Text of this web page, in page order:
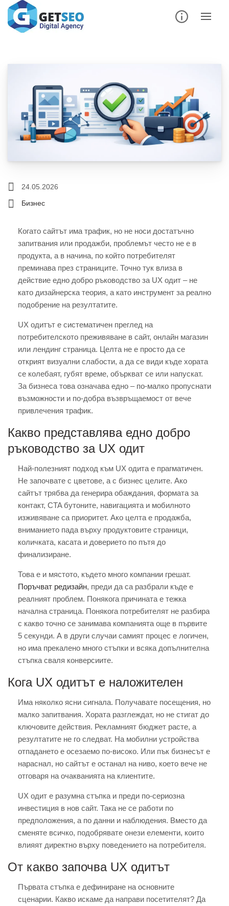
24.05.2026
Бизнес
Когато сайтът има трафик, но не носи достатъчно
запитвания или продажби, проблемът често не е в
продукта, а в начина, по който потребителят
преминава през страниците. Точно тук влиза в
действие едно добро ръководство за UX одит – не
като дизайнерска теория, а като инструмент за реално
подобрение на резултатите.
UX одитът е систематичен преглед на
потребителското преживяване в сайт, онлайн магазин
или лендинг страница. Целта не е просто да се
открият визуални слабости, а да се види къде хората
се колебаят, губят време, объркват се или напускат.
За бизнеса това означава едно – по-малко пропуснати
възможности и по-добра възвръщаемост от вече
привлечения трафик.
Какво представлява едно добро
ръководство за UX одит
Най-полезният подход към UX одита е прагматичен.
Не започвате с цветове, а с бизнес целите. Ако
сайтът трябва да генерира обаждания, формата за
контакт, CTA бутоните, навигацията и мобилното
изживяване са приоритет. Ако целта е продажба,
вниманието пада върху продуктовите страници,
количката, касата и доверието по пътя до
финализиране.
Това е и мястото, където много компании грешат.
Поръчват редизайн, преди да са разбрали къде е
реалният проблем. Понякога причината е тежка
начална страница. Понякога потребителят не разбира
с какво точно се занимава компанията още в първите
5 секунди. А в други случаи самият процес е логичен,
но има прекалено много стъпки и всяка допълнителна
стъпка сваля конверсиите.
Кога UX одитът е наложителен
Има няколко ясни сигнала. Получавате посещения, но
малко запитвания. Хората разглеждат, но не стигат до
ключовите действия. Рекламният бюджет расте, а
резултатите не го следват. На мобилни устройства
отпадането е осезаемо по-високо. Или пък бизнесът е
нараснал, но сайтът е останал на ниво, което вече не
отговаря на очакванията на клиентите.
UX одит е разумна стъпка и преди по-сериозна
инвестиция в нов сайт. Така не се работи по
предположения, а по данни и наблюдения. Вместо да
сменяте всичко, подобрявате онези елементи, които
влияят директно върху поведението на потребителя.
От какво започва UX одитът
Първата стъпка е дефиниране на основните
сценарии. Какво искаме да направи посетителят? Да